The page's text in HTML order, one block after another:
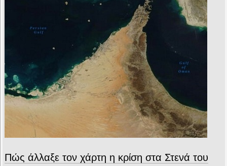
Πώς άλλαξε τον χάρτη η κρίση στα Στενά του